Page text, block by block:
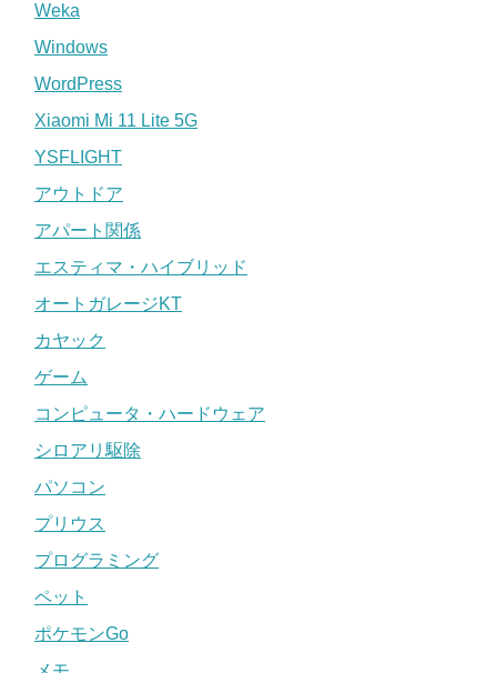
Weka
Windows
WordPress
Xiaomi Mi 11 Lite 5G
YSFLIGHT
アウトドア
アパート関係
エスティマ・ハイブリッド
オートガレージKT
カヤック
ゲーム
コンピュータ・ハードウェア
シロアリ駆除
パソコン
プリウス
プログラミング
ペット
ポケモンGo